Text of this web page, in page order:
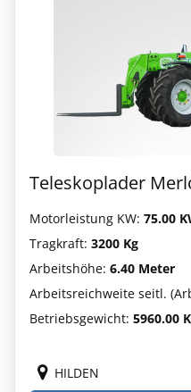
Teleskoplader
Motorleistung KW: 75.00
Tragkraft: 3200 Kg
Arbeitshöhe: 6.40 Meter
Arbeitsreichweite seitl.
Betriebsgewicht: 5960.00
HILDEN